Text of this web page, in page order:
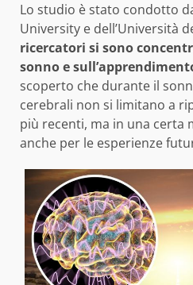
Lo studio è stato condotto
University e dell’Università
ricercatori si sono
sonno e
scoperto che durante il
cerebrali non si limitano a
più recenti, ma in una certa
anche per le esperienze